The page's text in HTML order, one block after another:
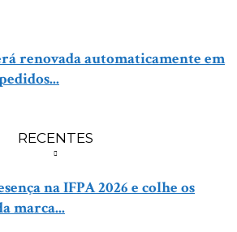
renovada automaticamente em
RECENTES
na IFPA 2026 e colhe os
marca...